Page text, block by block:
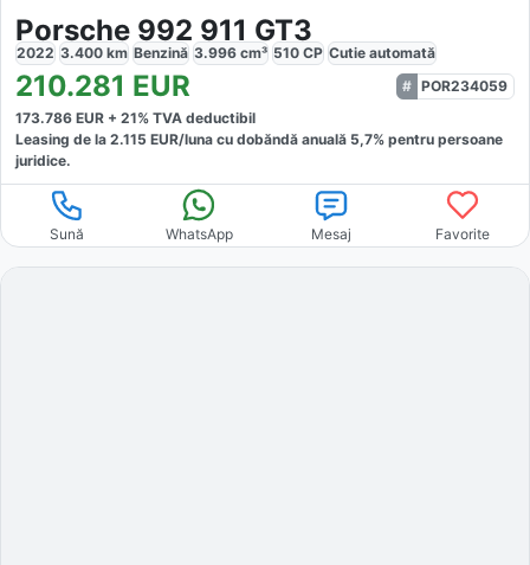
Porsche 992 911 GT3
2022 3.400 km Benzină 3.996 cm³ 510 CP Cutie automată
210.281 EUR
POR234059
173.786 EUR + 21% TVA deductibil
Leasing de la 2.115 EUR/luna cu dobăndă anuală 5,7% pentru persoane
juridice.
Sună WhatsApp Mesaj Favorite